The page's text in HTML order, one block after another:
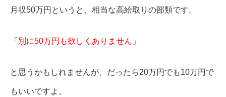
月収50万円というと、相当な高給取りの部類です。
「 別に50万円も欲しくありません 」
と思うかもしれませんが、だったら20万円でも10万円で
もいいですよ。